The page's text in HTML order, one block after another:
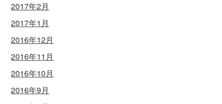
2017年2月
2017年1月
2016年12月
2016年11月
2016年10月
2016年9月